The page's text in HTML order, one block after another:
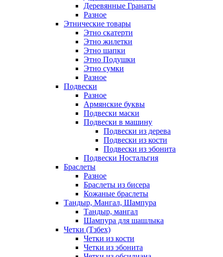
Деревянные Гранаты
Разное
Этнические товары
Этно скатерти
Этно жилетки
Этно шапки
Этно Подушки
Этно сумки
Разное
Подвески
Разное
Армянские буквы
Подвески маски
Подвески в машину
Подвески из дерева
Подвески из кости
Подвески из эбонита
Подвески Ностальгия
Браслеты
Разное
Браслеты из бисера
Кожаные браслеты
Тандыр, Мангал, Шампура
Тандыр, мангал
Шампура для шашлыка
Четки (Тзбех)
Четки из кости
Четки из эбонита